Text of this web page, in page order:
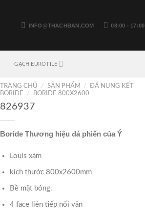
INFO@THACHBAN.COM 08:00 - 17:00
GẠCH EUROTILE
TRANG CHỦ / SẢN PHẨM /
ĐÁ NUNG KẾT
BORIDE
/ BORIDE 800X2600
826937
Boride Thương hiệu đá phiến của Ý
Louis xám
kích thước 800x2600mm
Bề mặt bóng.
4 face liên tiếp nối vân